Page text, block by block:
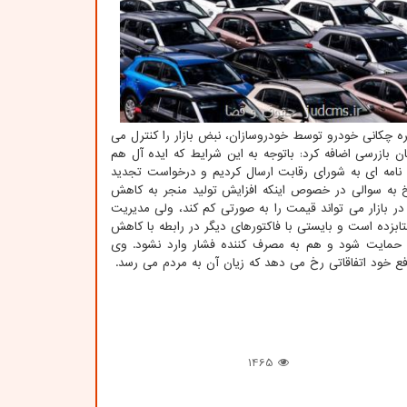
خودرو توسط خودروسازان، نبض بازار را کنترل می
اضافه کرد: باتوجه به این شرایط که ایده آل هم
ای به شورای رقابت ارسال کردیم و درخواست تجدید
سوالی در خصوص اینکه افزایش تولید منجر به کاهش
می تواند قیمت را به صورتی کم کند، ولی مدیریت
است و بایستی با فاکتورهای دیگر در رابطه با کاهش
حمایت شود و هم به مصرف کننده فشار وارد نشود. وی
خود اتفاقاتی رخ می دهد که زیان آن به مردم می رسد.
1465